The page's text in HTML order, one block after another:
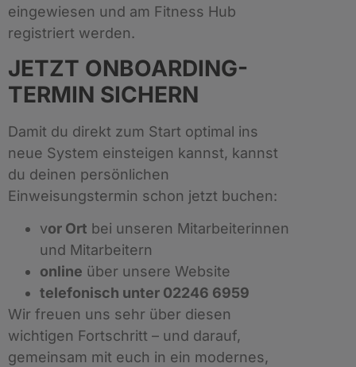
eingewiesen und am Fitness Hub
registriert werden.
JETZT ONBOARDING-
TERMIN SICHERN
Damit du direkt zum Start optimal ins
neue System einsteigen kannst, kannst
du deinen persönlichen
Einweisungstermin schon jetzt buchen:
vor Ort bei unseren Mitarbeiterinnen
und Mitarbeitern
online über unsere Website
telefonisch unter 02246 6959
Wir freuen uns sehr über diesen
wichtigen Fortschritt – und darauf,
gemeinsam mit euch in ein modernes,